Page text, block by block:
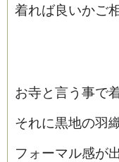
着れば良いかご
お寺と言う事で
それに黒地の羽
フォーマル感が